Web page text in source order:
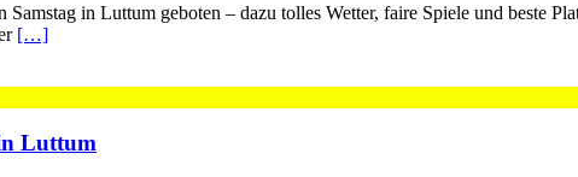
in Luttum geboten – dazu tolles Wetter, faire Spiele und beste
[…]
Luttum